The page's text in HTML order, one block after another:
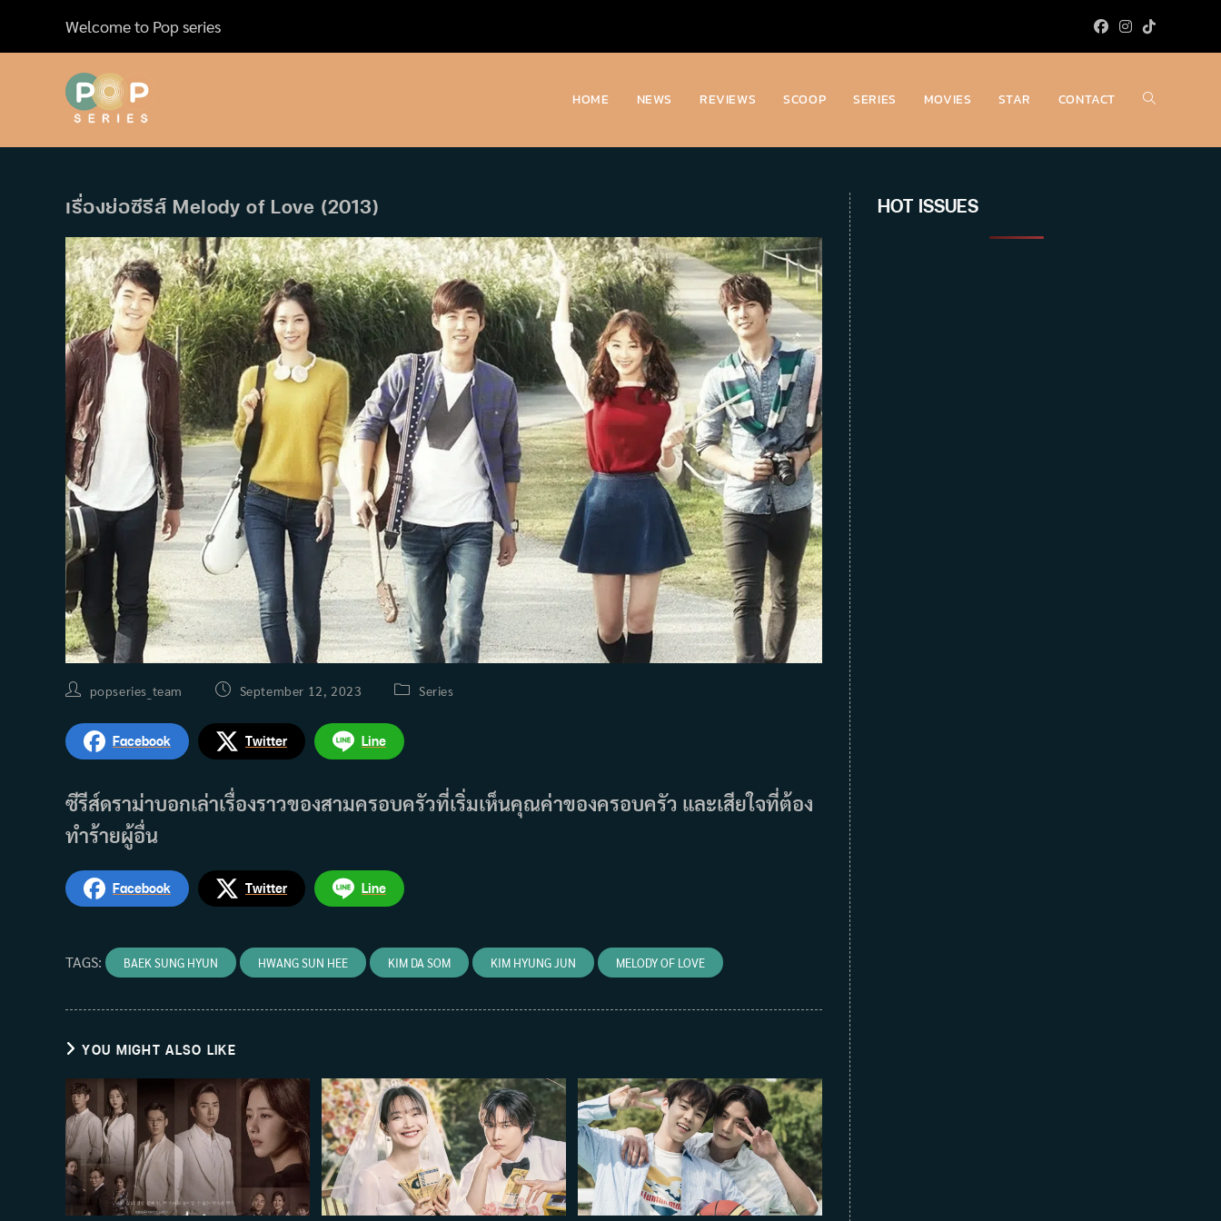
content
Welcome to Pop series
HOME NEWS REVIEWS SCOOP SERIES MOVIES STAR CONTACT Toggle
เรื่องย่อซีรีส์ Melody of Love (2013)
Postpopseries_team
PostSeptember 12, 2023
PostSeries
Facebook Twitter Line
ซีรีส์ดราม่าบอกเล่าเรื่องราวของสามครอบครัวที่เริ่มเห็นคุณค่าของครอบครัว และเสียใจที่ต้อง
ทำร้ายผู้อื่น
Facebook Twitter Line
TAGS: BAEK SUNG HYUN HWANG SUN HEE KIM DA SOM KIM HYUNG JUN MELODY OF LOVE
YOU MIGHT ALSO LIKE
HOT ISSUES